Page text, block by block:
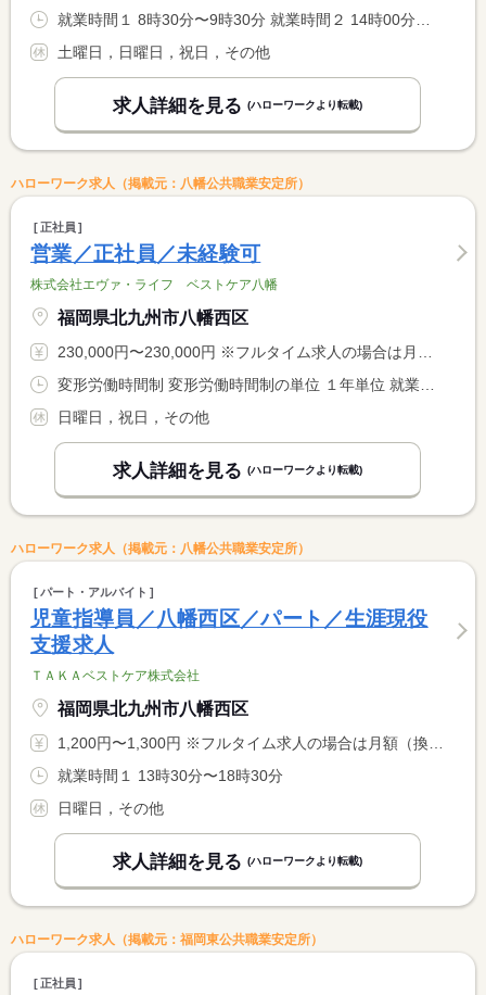
土曜日，日曜日，祝日，その他
求人詳細を見る (ハローワークより転載)
ハローワーク求人（掲載元：八幡公共職業安定所）
正社員
営業／正社員／未経験可
株式会社エヴァ・ライフ ベストケア八幡
福岡県北九州市八幡西区
230,000円〜230,000円 ※フルタイム求人の場合は月額（換算額）、パート求人の場合は時間額を表示しています。
日曜日，祝日，その他
求人詳細を見る (ハローワークより転載)
ハローワーク求人（掲載元：八幡公共職業安定所）
パート・アルバイト
児童指導員／八幡西区／パート／生涯現役
支援求人
ＴＡＫＡベストケア株式会社
福岡県北九州市八幡西区
1,200円〜1,300円 ※フルタイム求人の場合は月額（換算額）、パート求人の場合は時間額を表示しています。
就業時間１ 13時30分〜18時30分
日曜日，その他
求人詳細を見る (ハローワークより転載)
ハローワーク求人（掲載元：福岡東公共職業安定所）
正社員